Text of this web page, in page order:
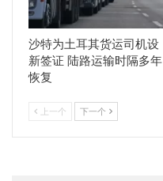
沙特为土耳其货运司机设
新签证 陆路运输时隔多年
恢复
上一个 下一个